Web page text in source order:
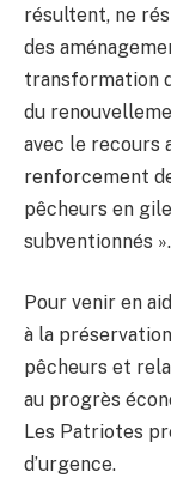
résultent, ne
des
transformation
du
avec le recours
renforcement
pêcheurs en
subventionnés ».
Pour venir en
à la
pêcheurs et
au progrès
Les Patriotes
d’urgence.